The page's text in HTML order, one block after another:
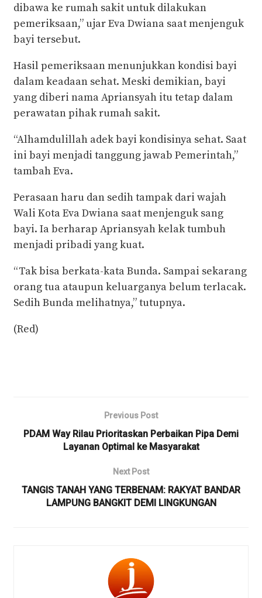
dibawa ke rumah sakit untuk dilakukan
pemeriksaan,” ujar Eva Dwiana saat menjenguk
bayi tersebut.
Hasil pemeriksaan menunjukkan kondisi bayi
dalam keadaan sehat. Meski demikian, bayi
yang diberi nama Apriansyah itu tetap dalam
perawatan pihak rumah sakit.
“Alhamdulillah adek bayi kondisinya sehat. Saat
ini bayi menjadi tanggung jawab Pemerintah,”
tambah Eva.
Perasaan haru dan sedih tampak dari wajah
Wali Kota Eva Dwiana saat menjenguk sang
bayi. Ia berharap Apriansyah kelak tumbuh
menjadi pribadi yang kuat.
“Tak bisa berkata-kata Bunda. Sampai sekarang
orang tua ataupun keluarganya belum terlacak.
Sedih Bunda melihatnya,” tutupnya.
(Red)
Previous Post
PDAM Way Rilau Prioritaskan Perbaikan Pipa Demi
Layanan Optimal ke Masyarakat
Next Post
TANGIS TANAH YANG TERBENAM: RAKYAT BANDAR
LAMPUNG BANGKIT DEMI LINGKUNGAN